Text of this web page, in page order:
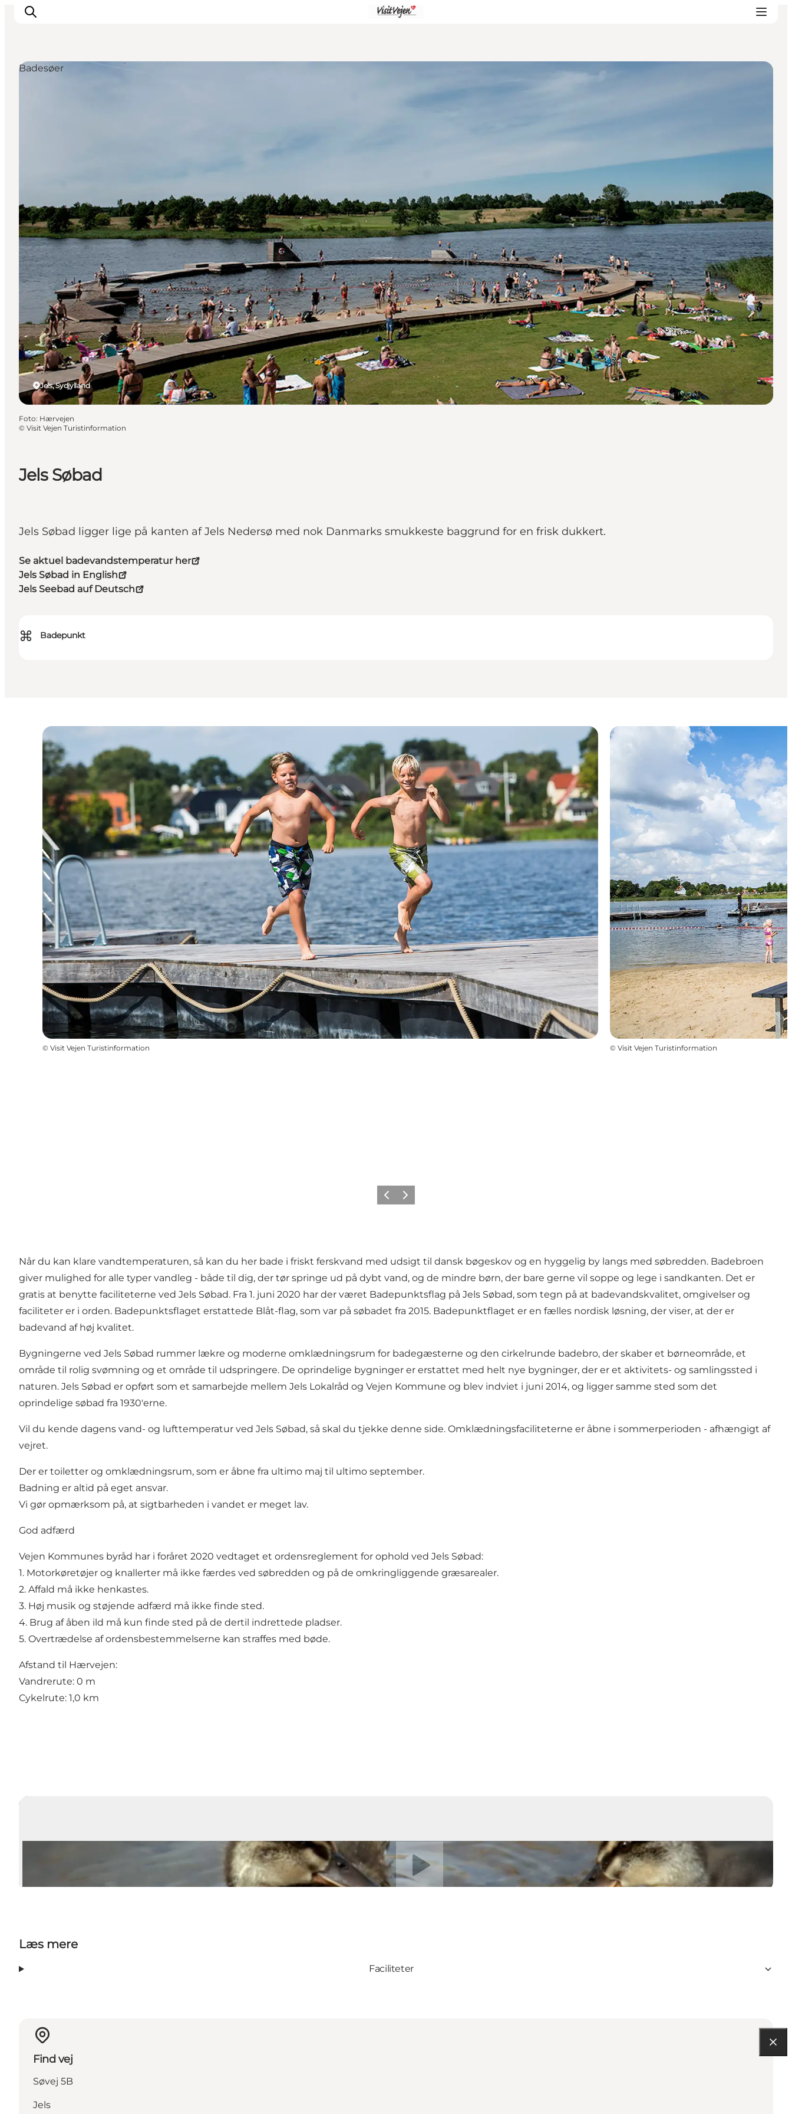
Jels Søbad
Jels Søbad ligger lige på kanten af Jels Nedersø med nok Danmarks smukkeste baggrund for en frisk dukkert.
Se aktuel badevandstemperatur her
Jels Søbad in English
Jels Seebad auf Deutsch
⌘ Badepunkt
Jels, Sydjylland
Badesøer
Foto: Hærvejen
© Visit Vejen Turistinformation
© Visit Vejen Turistinformation © Visit Vejen Turistinformation
Forrige billede
Næste billede
Når du kan klare vandtemperaturen, så kan du her bade i friskt ferskvand med udsigt til dansk bøgeskov og en hyggelig by langs med søbredden. Badebroen
giver mulighed for alle typer vandleg - både til dig, der tør springe ud på dybt vand, og de mindre børn, der bare gerne vil soppe og lege i sandkanten. Det er
gratis at benytte faciliteterne ved Jels Søbad. Fra 1. juni 2020 har der været Badepunktsflag på Jels Søbad, som tegn på at badevandskvalitet, omgivelser og
faciliteter er i orden. Badepunktsflaget erstattede Blåt-flag, som var på søbadet fra 2015. Badepunktflaget er en fælles nordisk løsning, der viser, at der er
badevand af høj kvalitet.
Bygningerne ved Jels Søbad rummer lækre og moderne omklædningsrum for badegæsterne og den cirkelrunde badebro, der skaber et børneområde, et
område til rolig svømning og et område til udspringere. De oprindelige bygninger er erstattet med helt nye bygninger, der er et aktivitets- og samlingssted i
naturen. Jels Søbad er opført som et samarbejde mellem Jels Lokalråd og Vejen Kommune og blev indviet i juni 2014, og ligger samme sted som det
oprindelige søbad fra 1930'erne.
Vil du kende dagens vand- og lufttemperatur ved Jels Søbad, så skal du tjekke denne side. Omklædningsfaciliteterne er åbne i sommerperioden - afhængigt af
vejret.
Der er toiletter og omklædningsrum, som er åbne fra ultimo maj til ultimo september.
Badning er altid på eget ansvar.
Vi gør opmærksom på, at sigtbarheden i vandet er meget lav.
God adfærd
Vejen Kommunes byråd har i foråret 2020 vedtaget et ordensreglement for ophold ved Jels Søbad:
1. Motorkøretøjer og knallerter må ikke færdes ved søbredden og på de omkringliggende græsarealer.
2. Affald må ikke henkastes.
3. Høj musik og støjende adfærd må ikke finde sted.
4. Brug af åben ild må kun finde sted på de dertil indrettede pladser.
5. Overtrædelse af ordensbestemmelserne kan straffes med bøde.
Afstand til Hærvejen:
Vandrerute: 0 m
Cykelrute: 1,0 km
Læs mere
Faciliteter
Find vej
Søvej 5B
Jels